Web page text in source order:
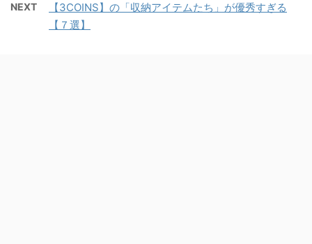
NEXT
【3COINS】の「収納アイテムたち」が優秀すぎる
【７選】